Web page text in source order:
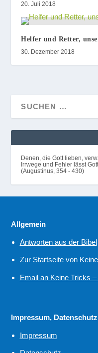
20. Juli 2018
Helfer und Retter,
30. Dezember 2018
Denen, die Gott lieben,
Irrwege und Fehler lässt
(Augustinus, 354 - 430)
Allgemein
Antworten aus der Bibel
Zur Startseite von
Email an Keine Tricks
Impressum,
Impressum